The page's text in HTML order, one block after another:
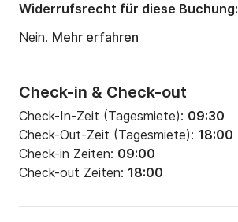
Check-in & Check-out
Check-In-Zeit (Tagesmiete): 09:30
Check-Out-Zeit (Tagesmiete): 18:00
Check-in Zeiten: 09:00
Check-out Zeiten: 18:00
Widerrufsrecht für diese Buchung:
Nein. Mehr erfahren